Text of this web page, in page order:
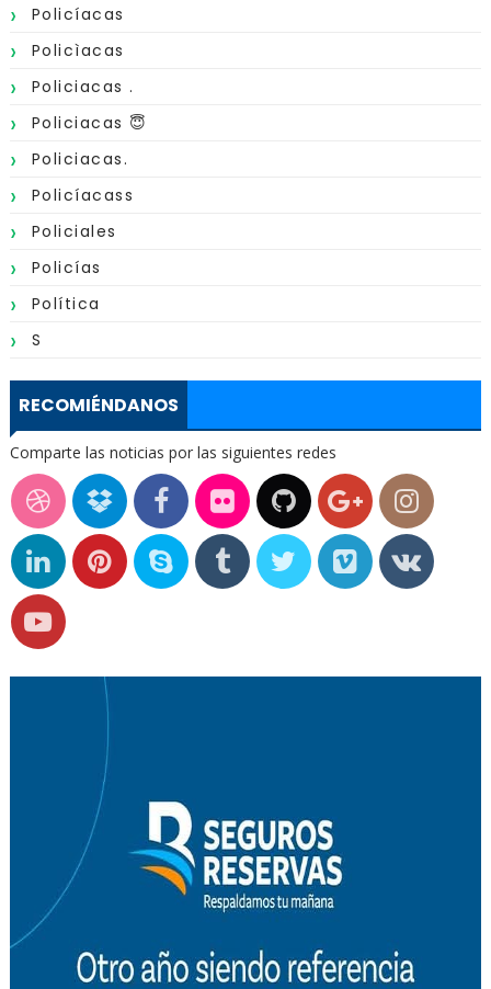
Policíacas
Policìacas
Policiacas .
Policiacas 😇
Policiacas.
Policíacass
Policiales
Policías
Política
S
RECOMIÉNDANOS
Comparte las noticias por las siguientes redes